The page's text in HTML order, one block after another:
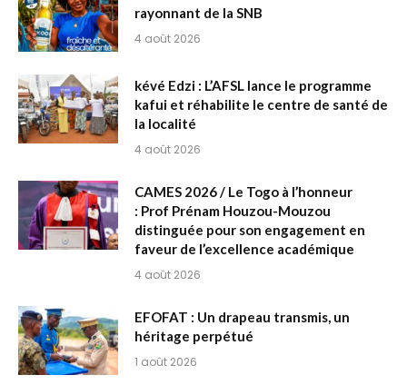
rayonnant de la SNB
4 août 2026
kévé Edzi : L’AFSL lance le programme
kafui et réhabilite le centre de santé de
la localité
4 août 2026
CAMES 2026 / Le Togo à l’honneur
: Prof Prénam Houzou-Mouzou
distinguée pour son engagement en
faveur de l’excellence académique
4 août 2026
EFOFAT : Un drapeau transmis, un
héritage perpétué
1 août 2026